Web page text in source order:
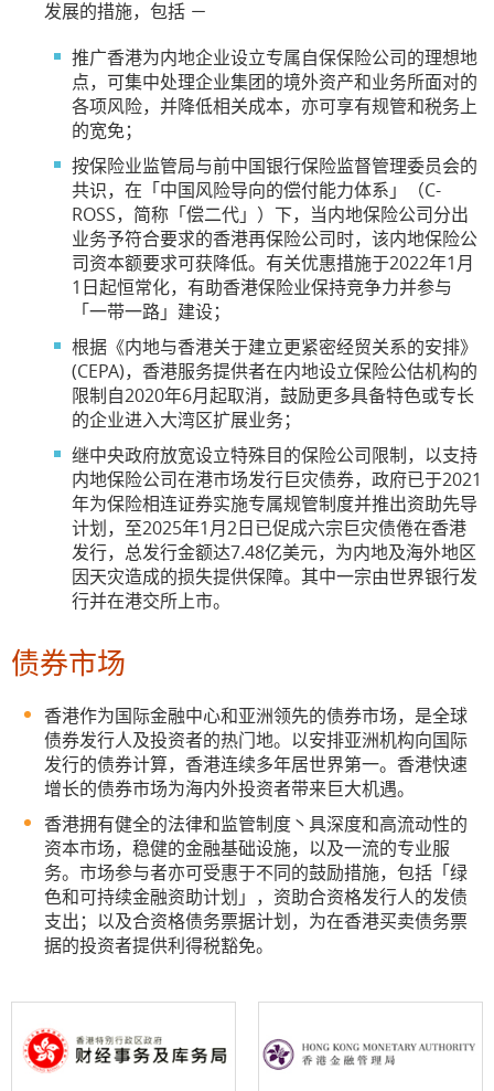
发展的措施，包括 －
推广香港为内地企业设立专属自保保险公司的理想地
点，可集中处理企业集团的境外资产和业务所面对的
各项风险，并降低相关成本，亦可享有规管和税务上
的宽免；
按保险业监管局与前中国银行保险监督管理委员会的
共识，在「中国风险导向的偿付能力体系」（C-
ROSS，简称「偿二代」）下，当内地保险公司分出
业务予符合要求的香港再保险公司时，该内地保险公
司资本额要求可获降低。有关优惠措施于2022年1月
1日起恒常化，有助香港保险业保持竞争力并参与
「一带一路」建设；
根据《内地与香港关于建立更紧密经贸关系的安排》
(CEPA)，香港服务提供者在内地设立保险公估机构的
限制自2020年6月起取消，鼓励更多具备特色或专长
的企业进入大湾区扩展业务；
继中央政府放宽设立特殊目的保险公司限制，以支持
内地保险公司在港市场发行巨灾债券，政府已于2021
年为保险相连证券实施专属规管制度并推出资助先导
计划，至2025年1月2日已促成六宗巨灾债倦在香港
发行，总发行金额达7.48亿美元，为内地及海外地区
因天灾造成的损失提供保障。其中一宗由世界银行发
行并在港交所上市。
债券市场
香港作为国际金融中心和亚洲领先的债券市场，是全球
债券发行人及投资者的热门地。以安排亚洲机构向国际
发行的债券计算，香港连续多年居世界第一。香港快速
增长的债券市场为海内外投资者带来巨大机遇。
香港拥有健全的法律和监管制度丶具深度和高流动性的
资本市场，稳健的金融基础设施，以及一流的专业服
务。市场参与者亦可受惠于不同的鼓励措施，包括「绿
色和可持续金融资助计划」，资助合资格发行人的发债
支出；以及合资格债务票据计划，为在香港买卖债务票
据的投资者提供利得税豁免。